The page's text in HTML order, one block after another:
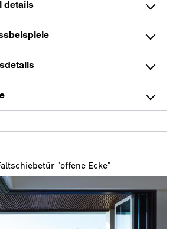
details
"offene Ecke"